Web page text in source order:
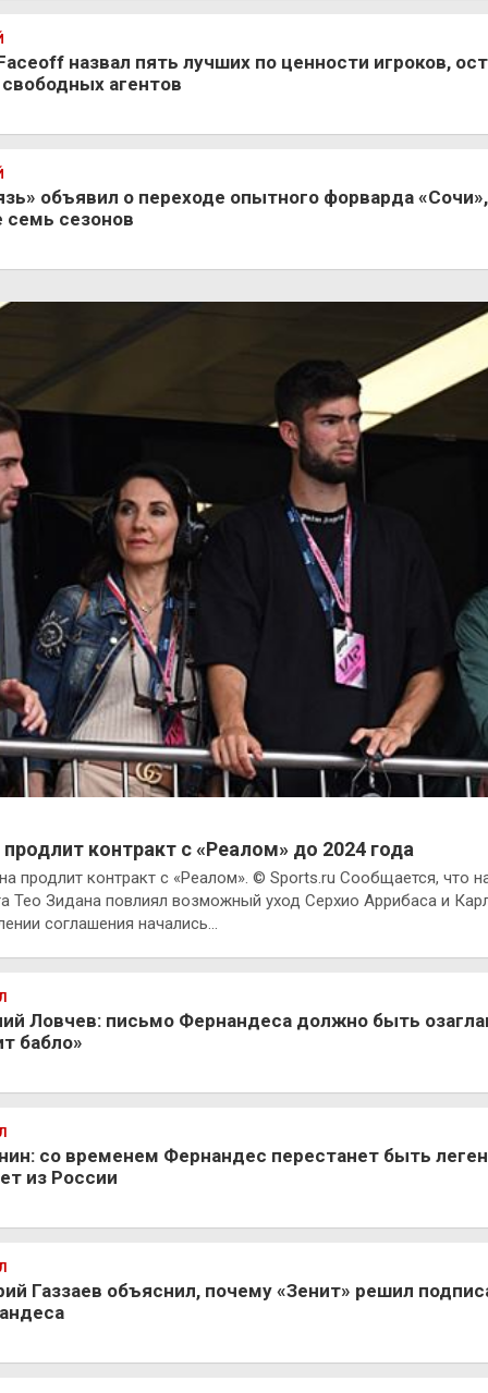
назвал пять лучших по ценности игроков,
агентов
объявил о переходе опытного форварда
семь сезонов
контракт с «Реалом» до 2024 года
продлит контракт с «Реалом». © Sports.ru Сообщается, что
Тео Зидана повлиял возможный уход Серхио Аррибаса и
соглашения начались…
Ловчев: письмо Фернандеса должно быть
бабло»
со временем Фернандес перестанет быть
из России
Газзаев объяснил, почему «Зенит» решил